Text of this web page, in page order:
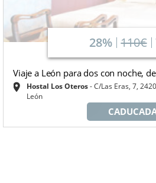
28% 110€
Viaje a León para dos con noche,
Hostal Los Oteros C/Las Eras, 7,
León